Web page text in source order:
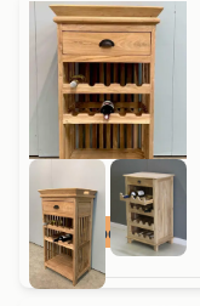
Heel voordelig!